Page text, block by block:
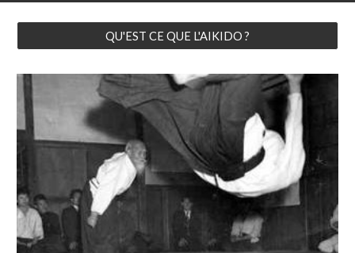
QU'EST CE QUE L'AIKIDO ?